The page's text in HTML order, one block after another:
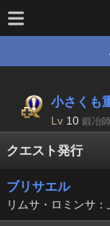
小さくも
Lv 10 鍛冶
クエスト発行
ブリサエル
リムサ・ロミンサ：